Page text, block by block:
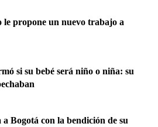
le propone un nuevo trabajo a
si su bebé será niño o niña: su
Bogotá con la bendición de su